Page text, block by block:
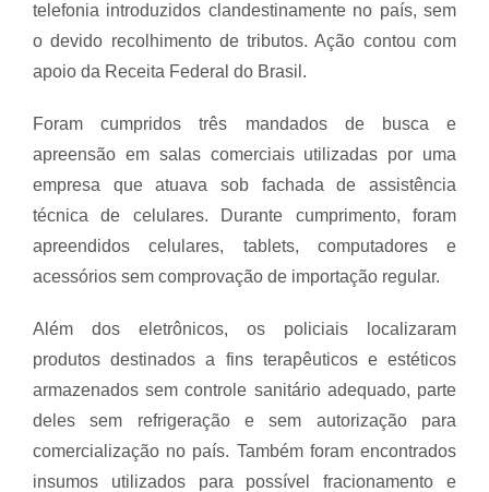
telefonia introduzidos clandestinamente no país, sem
o devido recolhimento de tributos. Ação contou com
apoio da Receita Federal do Brasil.
Foram cumpridos três mandados de busca e
apreensão em salas comerciais utilizadas por uma
empresa que atuava sob fachada de assistência
técnica de celulares. Durante cumprimento, foram
apreendidos celulares, tablets, computadores e
acessórios sem comprovação de importação regular.
Além dos eletrônicos, os policiais localizaram
produtos destinados a fins terapêuticos e estéticos
armazenados sem controle sanitário adequado, parte
deles sem refrigeração e sem autorização para
comercialização no país. Também foram encontrados
insumos utilizados para possível fracionamento e